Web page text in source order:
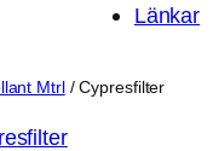
Länkar
Mtrl/ Cypresfilter